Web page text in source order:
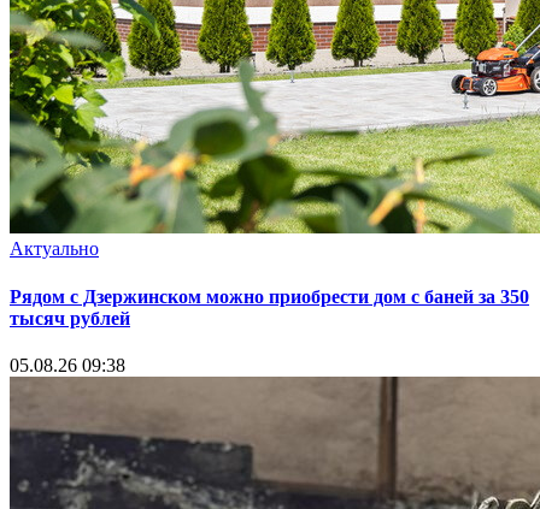
Актуально
Рядом с Дзержинском можно приобрести дом с баней за 350
тысяч рублей
05.08.26 09:38